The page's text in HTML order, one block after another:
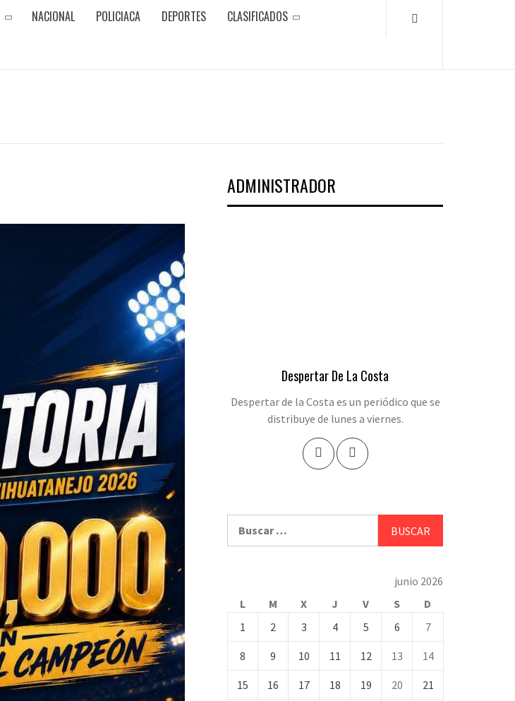
NACIONAL POLICIACA DEPORTES CLASIFICADOS
ADMINISTRADOR
Despertar De La Costa
Despertar de la Costa es un periódico que se
distribuye de lunes a viernes.
junio 2026
L
M X J V S
D
1
2 3 4 5 6 7
8 9 10 11 12 13 14
15 16 17 18 19 20 21